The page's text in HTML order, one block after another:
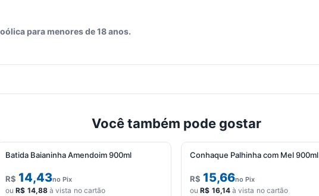
para menores de 18 anos.
Você também pode gostar
Batida Baianinha Amendoim 900ml
R$ 14,43no Pix
ouR$ 14,88à vista no cartão
Conhaque Palhinha com Mel 900ml
R$ 15,66no Pix
ouR$ 16,14à vista no cartão